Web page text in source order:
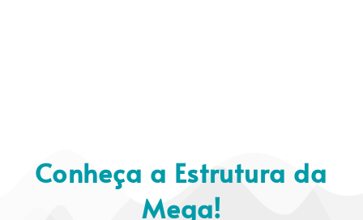
Conheça a Estrutura da
Mega!